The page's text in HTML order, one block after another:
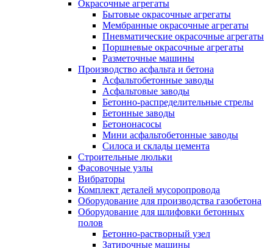
Окрасочные агрегаты
Бытовые окрасочные агрегаты
Мембранные окрасочные агрегаты
Пневматические окрасочные агрегаты
Поршневые окрасочные агрегаты
Разметочные машины
Производство асфальта и бетона
Асфальтобетонные заводы
Асфальтовые заводы
Бетонно-распределительные стрелы
Бетонные заводы
Бетононасосы
Мини асфальтобетонные заводы
Силоса и склады цемента
Строительные люльки
Фасовочные узлы
Вибраторы
Комплект деталей мусоропровода
Оборудование для производства газобетона
Оборудование для шлифовки бетонных
полов
Бетонно-растворный узел
Затирочные машины